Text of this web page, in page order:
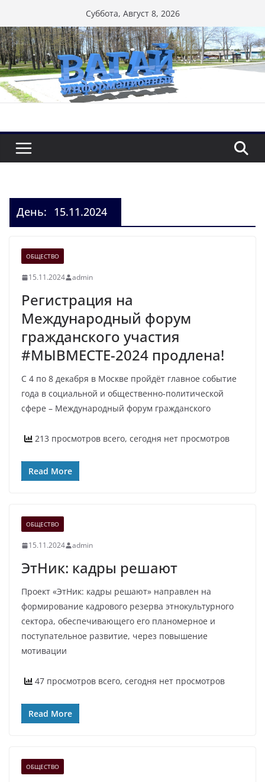
к
содержимому
Суббота, Август 8, 2026
День: 15.11.2024
ОБЩЕСТВО
15.11.2024 admin
Регистрация на
Международный форум
гражданского участия
#МЫВМЕСТЕ-2024 продлена!
С 4 по 8 декабря в Москве пройдёт главное событие
года в социальной и общественно-политической
сфере – Международный форум гражданского
213 просмотров всего, сегодня нет просмотров
Read More
ОБЩЕСТВО
15.11.2024 admin
ЭтНик: кадры решают
Проект «ЭтНик: кадры решают» направлен на
формирование кадрового резерва этнокультурного
сектора, обеспечивающего его планомерное и
поступательное развитие, через повышение
мотивации
47 просмотров всего, сегодня нет просмотров
Read More
ОБЩЕСТВО